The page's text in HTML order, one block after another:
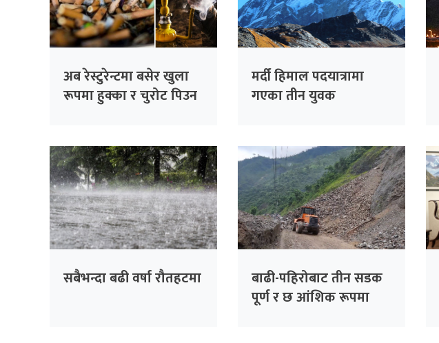
अब रेस्टुरेन्टमा बसेर खुला
रूपमा हुक्का र चुरोट पिउन
मर्दी हिमाल पदयात्रामा
गएका तीन युवक
सबैभन्दा बढी वर्षा रौतहटमा
बाढी-पहिरोबाट तीन सडक
पूर्ण र छ आंशिक रूपमा